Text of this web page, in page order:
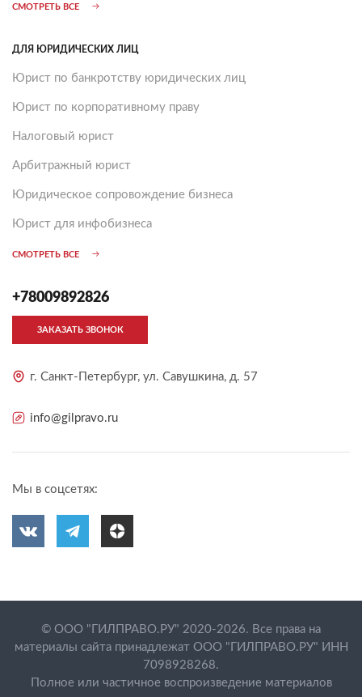
СМОТРЕТЬ ВСЕ
ДЛЯ ЮРИДИЧЕСКИХ ЛИЦ
Юрист по банкротству юридических лиц
Юрист по корпоративному праву
Налоговый юрист
Арбитражный юрист
Юридическое сопровождение бизнеса
Юрист для инфобизнеса
СМОТРЕТЬ ВСЕ
+78009892826
ЗАКАЗАТЬ ЗВОНОК
г. Санкт-Петербург, ул. Савушкина, д. 57
info@gilpravo.ru
Мы в соцсетях:
© ООО "ГИЛПРАВО.РУ" 2020-2026. Все права на
материалы сайта принадлежат ООО "ГИЛПРАВО.РУ" ИНН
7098928268.
Полное или частичное воспроизведение материалов